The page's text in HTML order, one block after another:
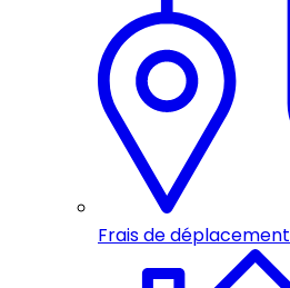
Frais de déplacement